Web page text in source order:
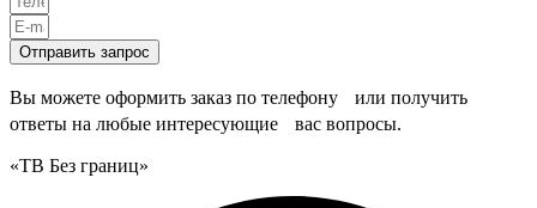
Отправить запрос
Вы можете оформить заказ по телефону или получить
ответы на любые интересующие вас вопросы.
«ТВ Без границ»